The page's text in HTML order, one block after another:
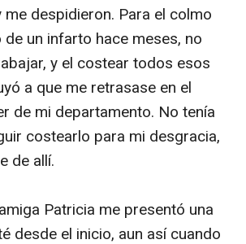
me despidieron. Para el colmo
un infarto hace meses, no
y el costear todos esos
a que me retrasase en el
de mi departamento. No tenía
costearlo para mi desgracia,
de allí.
Patricia me presentó una
desde el inicio, aun así cuando